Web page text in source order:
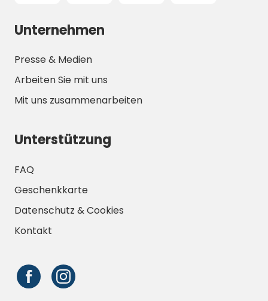
Unternehmen
Presse & Medien
Arbeiten Sie mit uns
Mit uns zusammenarbeiten
Unterstützung
FAQ
Geschenkkarte
Datenschutz & Cookies
Kontakt